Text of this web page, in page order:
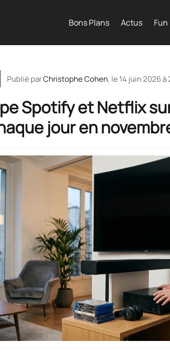
Bons Plans Actus Fun
Publié parChristophe Cohen, le 14 juin 2026 à
Spotify et Netflix
jour en